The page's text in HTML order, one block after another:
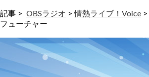
記事 > OBSラジオ >情熱ライブ！Voice >
フューチャー